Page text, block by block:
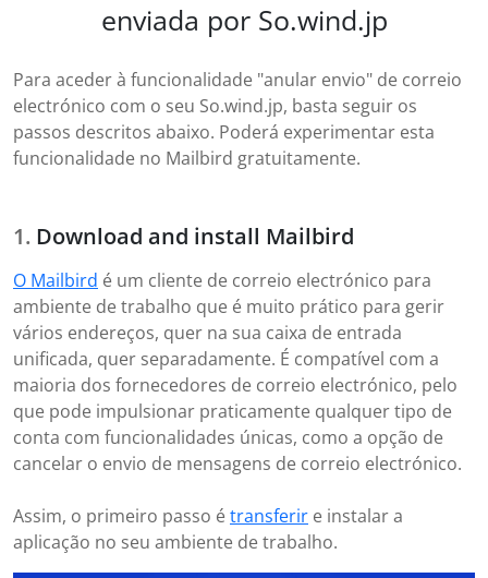
enviada por So.wind.jp
Para aceder à funcionalidade "anular envio" de correio
electrónico com o seu So.wind.jp, basta seguir os
passos descritos abaixo. Poderá experimentar esta
funcionalidade no Mailbird gratuitamente.
Download and install Mailbird
O Mailbird é um cliente de correio electrónico para
ambiente de trabalho que é muito prático para gerir
vários endereços, quer na sua caixa de entrada
unificada, quer separadamente. É compatível com a
maioria dos fornecedores de correio electrónico, pelo
que pode impulsionar praticamente qualquer tipo de
conta com funcionalidades únicas, como a opção de
cancelar o envio de mensagens de correio electrónico.
Assim, o primeiro passo étransferir e instalar a
aplicação no seu ambiente de trabalho.